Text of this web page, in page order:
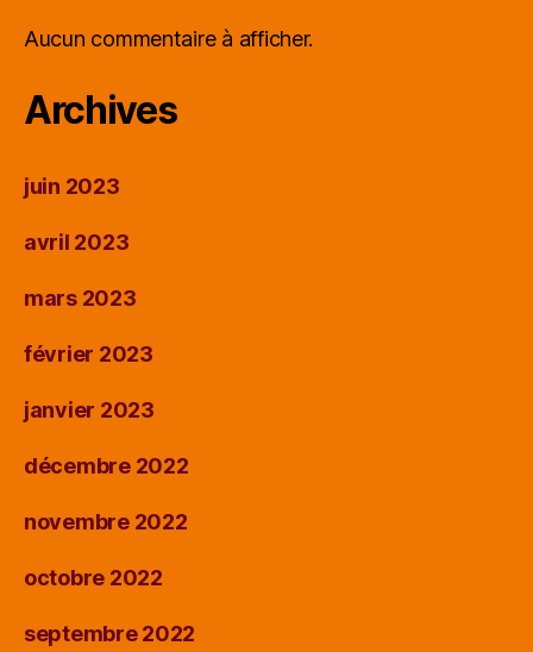
Aucun commentaire à afficher.
Archives
juin 2023
avril 2023
mars 2023
février 2023
janvier 2023
décembre 2022
novembre 2022
octobre 2022
septembre 2022